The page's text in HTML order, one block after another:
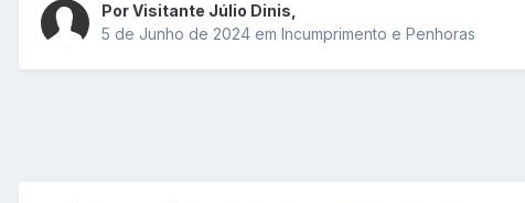
PorVisitante Júlio Dinis
5 de Junho de 2024 em Incumprimento e Penhoras